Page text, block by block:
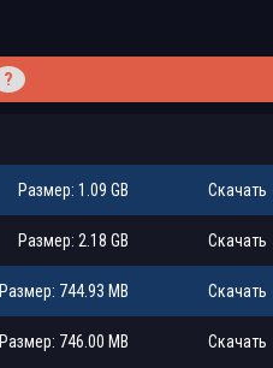
?
Размер: 1.09 GB Скачать
Размер: 2.18 GB Скачать
Размер: 744.93 MB Скачать
Размер: 746.00 MB Скачать